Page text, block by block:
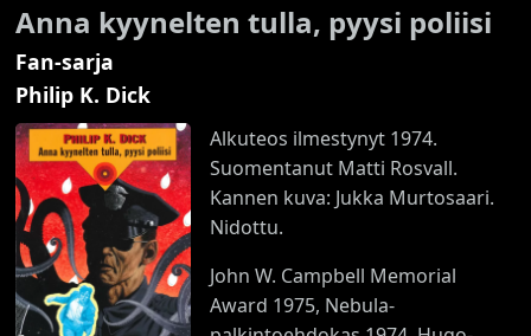
Anna kyynelten tulla, pyysi poliisi
Fan-sarja
Philip K. Dick
Alkuteos ilmestynyt 1974.
Suomentanut Matti Rosvall.
Kannen kuva: Jukka Murtosaari.
Nidottu.
John W. Campbell Memorial
Award 1975, Nebula-